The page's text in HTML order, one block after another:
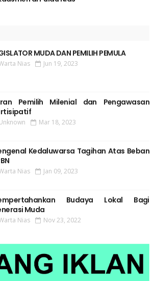
MUDA DAN PEMILIH PEMULA
Nias Jun 19, 2023
Pemilih Milenial dan Pengawasan
Mar 18, 2023
Kedaluwarsa Tagihan Atas Beban
Nias Jan 09, 2023
Budaya Lokal Bagi
Muda
Nias Nov 23, 2022